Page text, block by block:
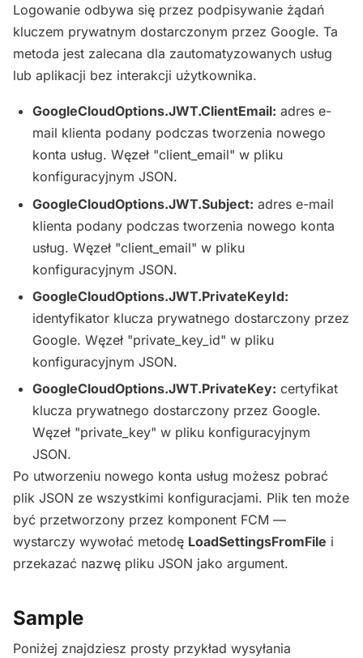
Logowanie odbywa się przez podpisywanie żądań
kluczem prywatnym dostarczonym przez Google. Ta
metoda jest zalecana dla zautomatyzowanych usług
lub aplikacji bez interakcji użytkownika.
GoogleCloudOptions.JWT.ClientEmail: adres e-
mail klienta podany podczas tworzenia nowego
konta usług. Węzeł "client_email" w pliku
konfiguracyjnym JSON.
GoogleCloudOptions.JWT.Subject: adres e-mail
klienta podany podczas tworzenia nowego konta
usług. Węzeł "client_email" w pliku
konfiguracyjnym JSON.
GoogleCloudOptions.JWT.PrivateKeyId:
identyfikator klucza prywatnego dostarczony przez
Google. Węzeł "private_key_id" w pliku
konfiguracyjnym JSON.
GoogleCloudOptions.JWT.PrivateKey: certyfikat
klucza prywatnego dostarczony przez Google.
Węzeł "private_key" w pliku konfiguracyjnym
JSON.
Po utworzeniu nowego konta usług możesz pobrać
plik JSON ze wszystkimi konfiguracjami. Plik ten może
być przetworzony przez komponent FCM —
wystarczy wywołać metodę LoadSettingsFromFile i
przekazać nazwę pliku JSON jako argument.
Sample
Poniżej znajdziesz prosty przykład wysyłania